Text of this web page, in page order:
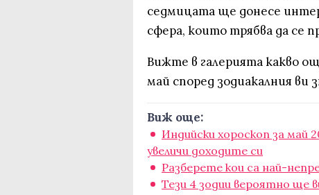
седмицата ще донесе
сфера, които трябва да се
Вижте в галерията какво
май според зодиакалния ви
Виж още:
Индийски хороскоп за май
увеличи доходите си
Разберете кои са най-
Тези 4 зодии вероятно ще